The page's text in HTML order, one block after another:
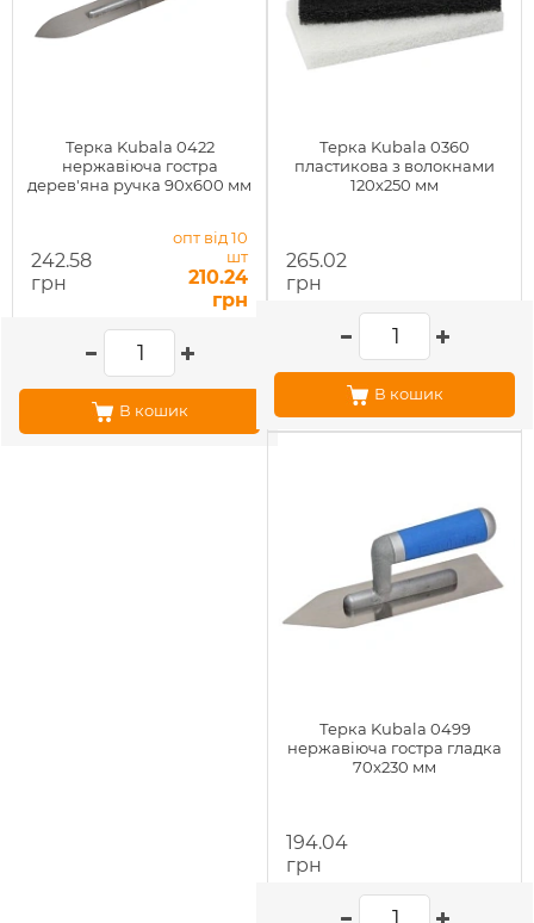
Терка Kubala 0422
нержавіюча гостра
дерев'яна ручка 90х600 мм
242.58
грн
опт від 10
шт
210.24
грн
В кошик
Терка Kubala 0360
пластикова з волокнами
120х250 мм
265.02
грн
В кошик
Терка Kubala 0499
нержавіюча гостра гладка
70x230 мм
194.04
грн